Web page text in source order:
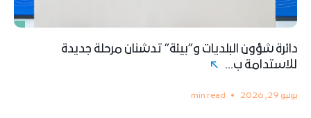
دائرة شؤون البلديات و”بيئة” تدشنان مرحلة جديدة
للاستدامة ب...
يونيو 29, 2026